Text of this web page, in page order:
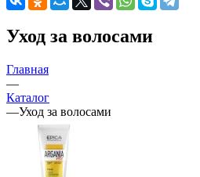
Уход за волосами
Главная
—
Каталог
—Уход за волосами